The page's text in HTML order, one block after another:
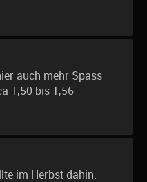
auch mehr Spass
1,50 bis 1,56
im Herbst dahin.